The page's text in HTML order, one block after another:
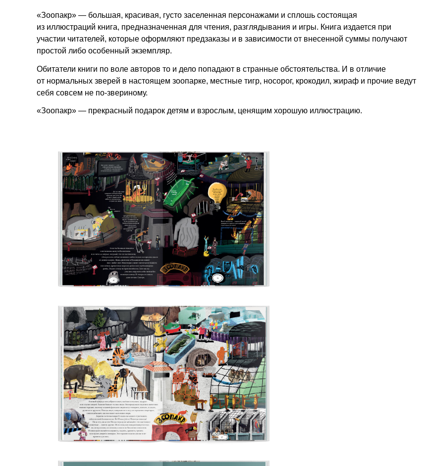
«Зоопакр» — большая, красивая, густо заселенная персонажами и сплошь состоящая
из иллюстраций книга, предназначенная для чтения, разглядывания и игры. Книга издается при
участии читателей, которые оформляют предзаказы и в зависимости от внесенной суммы получают
простой либо особенный экземпляр.
Обитатели книги по воле авторов то и дело попадают в странные обстоятельства. И в отличие
от нормальных зверей в настоящем зоопарке, местные тигр, носорог, крокодил, жираф и прочие ведут
себя совсем не по-звериному.
«Зоопакр» — прекрасный подарок детям и взрослым, ценящим хорошую иллюстрацию.